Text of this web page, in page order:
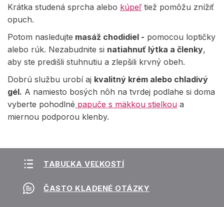
Krátka studená sprcha alebo kúpeľ tiež pomôžu znížiť
opuch.
Potom nasledujte masáž chodidiel - pomocou loptičky
alebo rúk. Nezabudnite si natiahnuť lýtka a členky,
aby ste predišli stuhnutiu a zlepšili krvný obeh.
Dobrú službu urobí aj kvalitný krém alebo chladivý
gél. A namiesto bosých nôh na tvrdej podlahe si doma
vyberte pohodlné papuče s mäkkou stielkou a
miernou podporou klenby.
TABUĽKA VEĽKOSTÍ
ČASTO KLADENÉ OTÁZKY